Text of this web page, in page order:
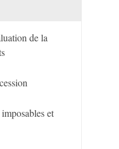
de la
et